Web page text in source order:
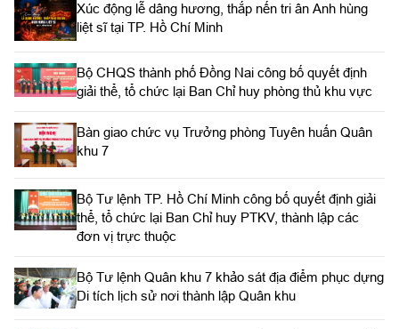
Xúc động lễ dâng hương, thắp nến tri ân Anh hùng
liệt sĩ tại TP. Hồ Chí Minh
Bộ CHQS thành phố Đồng Nai công bố quyết định
giải thể, tổ chức lại Ban Chỉ huy phòng thủ khu vực
Bàn giao chức vụ Trưởng phòng Tuyên huấn Quân
khu 7
Bộ Tư lệnh TP. Hồ Chí Minh công bố quyết định giải
thể, tổ chức lại Ban Chỉ huy PTKV, thành lập các
đơn vị trực thuộc
Bộ Tư lệnh Quân khu 7 khảo sát địa điểm phục dựng
Di tích lịch sử nơi thành lập Quân khu